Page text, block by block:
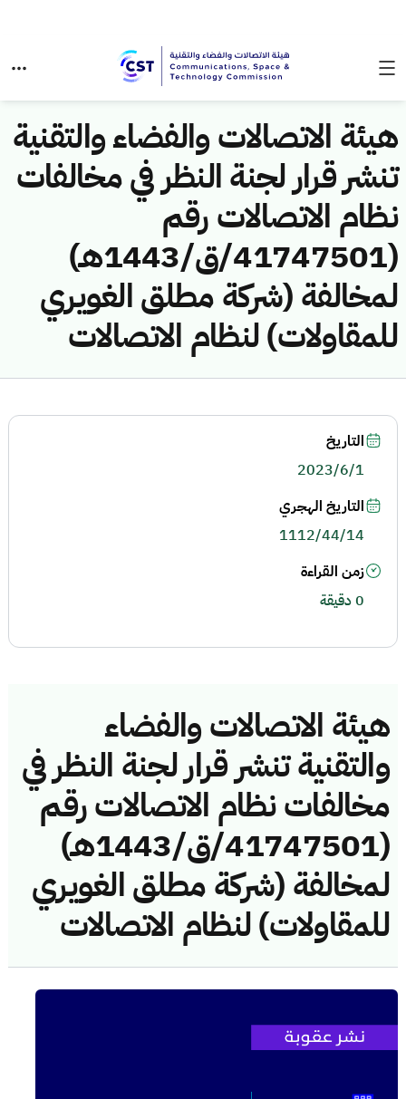
هيئة الاتصالات والفضاء والتقنية
تنشر قرار لجنة النظر في مخالفات
نظام الاتصالات رقم
(41747501/ق/1443هـ)
لمخالفة (شركة مطلق الغويري
للمقاولات) لنظام الاتصالات
هيئة الاتصالات والفضاء
والتقنية تنشر قرار لجنة النظر في
مخالفات نظام الاتصالات رقم
(41747501/ق/1443هـ)
لمخالفة (شركة مطلق الغويري
للمقاولات) لنظام الاتصالات
التاريخ
2023/6/1
التاريخ الهجري
1112/44/14
زمن القراءة
0 دقيقة